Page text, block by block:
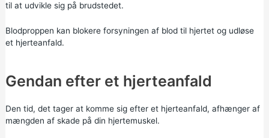
til at udvikle sig på brudstedet.
Blodproppen kan blokere forsyningen af blod til hjertet og udløse
et hjerteanfald.
Gendan efter et hjerteanfald
Den tid, det tager at komme sig efter et hjerteanfald, afhænger af
mængden af skade på din hjertemuskel.